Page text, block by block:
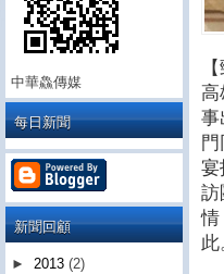
高
事
宴
訪
情
此
中華鱻傳媒
每日新聞
新聞回顧
► 2013 (2)